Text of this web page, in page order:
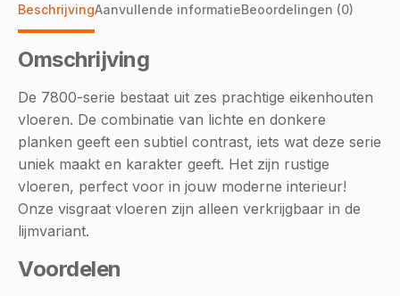
BeschrijvingAanvullende informatieBeoordelingen (0)
Omschrijving
De 7800-serie bestaat uit zes prachtige eikenhouten
vloeren. De combinatie van lichte en donkere
planken geeft een subtiel contrast, iets wat deze serie
uniek maakt en karakter geeft. Het zijn rustige
vloeren, perfect voor in jouw moderne interieur!
Onze visgraat vloeren zijn alleen verkrijgbaar in de
lijmvariant.
Voordelen